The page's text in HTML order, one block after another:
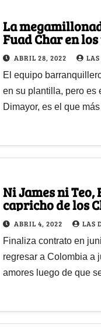
La
Fuad Char en
talla en Junior
ABRIL 28, 2022
El equipo
en su plantilla, pero es
Dimayor, es el que
Ni James ni
capricho de los
ABRIL 4, 2022 LAS
Finaliza contrato en
regresar a Colombia a
amores luego de que